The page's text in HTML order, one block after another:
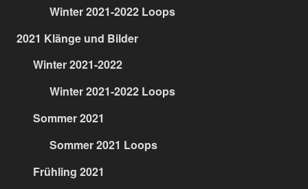
Winter 2021-2022 Loops
2021 Klänge und Bilder
Winter 2021-2022
Winter 2021-2022 Loops
Sommer 2021
Sommer 2021 Loops
Frühling 2021